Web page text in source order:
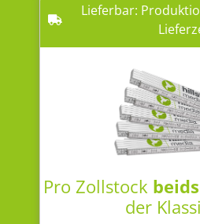
Lieferbar:
Pro Zollstock
der